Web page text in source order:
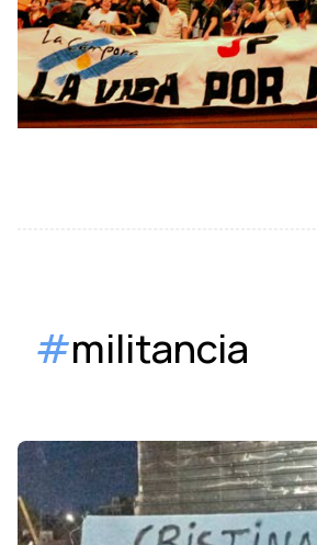
#militancia